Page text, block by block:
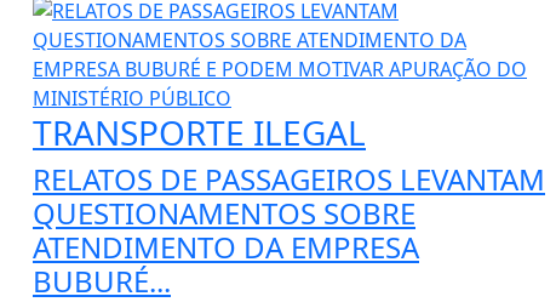
TRANSPORTE ILEGAL
RELATOS DE PASSAGEIROS LEVANTAM
QUESTIONAMENTOS SOBRE
ATENDIMENTO DA EMPRESA
BUBURÉ...